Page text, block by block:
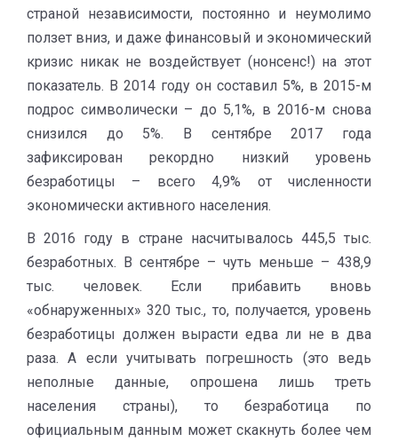
страной независимости, постоянно и неумолимо
ползет вниз, и даже финансовый и экономический
кризис никак не воздействует (нонсенс!) на этот
показатель. В 2014 году он составил 5%, в 2015-м
подрос символически – до 5,1%, в 2016-м снова
снизился до 5%. В сентябре 2017 года
зафиксирован рекордно низкий уровень
безработицы – всего 4,9% от численности
экономически активного населения.
В 2016 году в стране насчитывалось 445,5 тыс.
безработных. В сентябре – чуть меньше – 438,9
тыс. человек. Если прибавить вновь
«обнаруженных» 320 тыс., то, получается, уровень
безработицы должен вырасти едва ли не в два
раза. А если учитывать погрешность (это ведь
неполные данные, опрошена лишь треть
населения страны), то безработица по
официальным данным может скакнуть более чем